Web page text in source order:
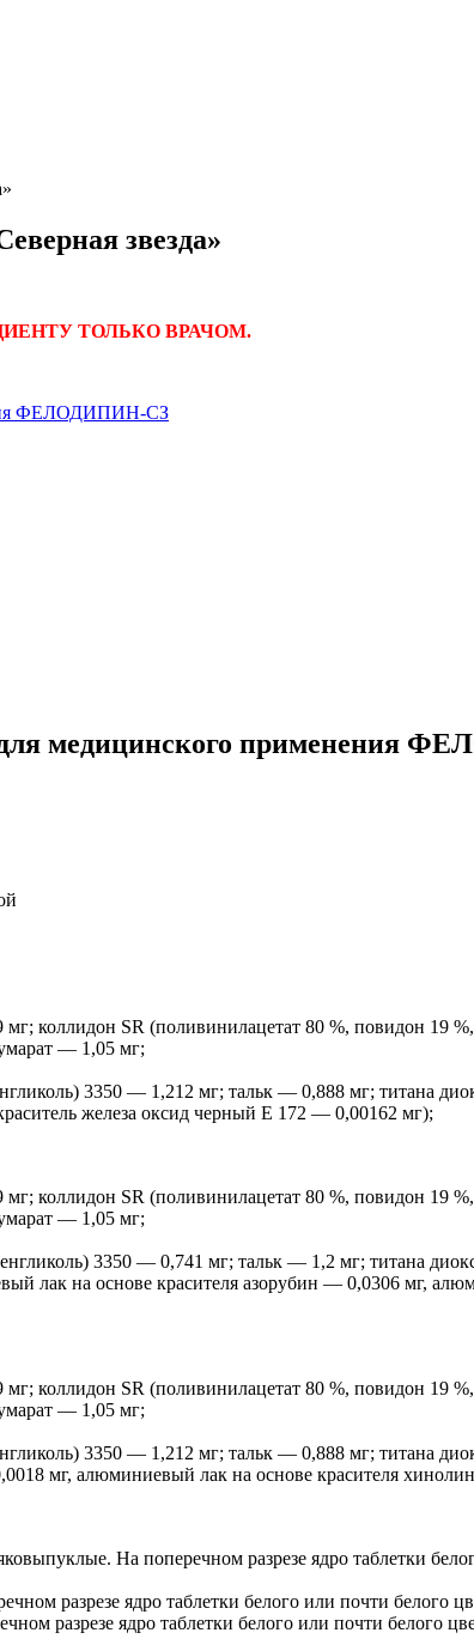
звезда»
ТОЛЬКО ВРАЧОМ.
ФЕЛОДИПИН-СЗ
медицинского применения
коллидон SR (поливинилацетат 80 %, повидон 19
— 1,05 мг;
3350 — 1,212 мг; тальк — 0,888 мг; титана
железа оксид черный Е 172 — 0,00162 мг);
коллидон SR (поливинилацетат 80 %, повидон 19
— 1,05 мг;
3350 — 0,741 мг; тальк — 1,2 мг; титана
на основе красителя азорубин — 0,0306 мг,
коллидон SR (поливинилацетат 80 %, повидон 19
— 1,05 мг;
3350 — 1,212 мг; тальк — 0,888 мг; титана
мг, алюминиевый лак на основе красителя
На поперечном разрезе ядро таблетки
разрезе ядро таблетки белого или почти белого
разрезе ядро таблетки белого или почти белого